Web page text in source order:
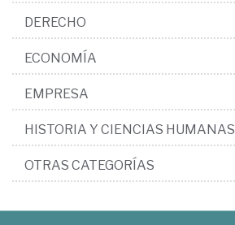
DERECHO
ECONOMÍA
EMPRESA
HISTORIA Y CIENCIAS HUMANAS
OTRAS CATEGORÍAS